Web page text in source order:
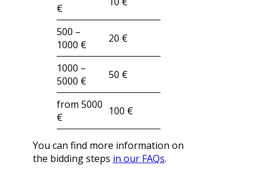
€
500 –
1000 €
20 €
1000 –
5000 €
50 €
from 5000
€
100 €
You can find more information on
the bidding steps in our FAQs.